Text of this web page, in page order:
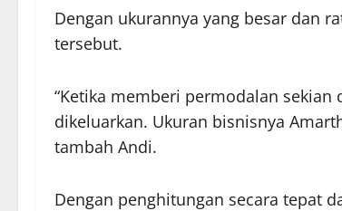
Dengan ukurannya yang besar dan
tersebut.
“Ketika memberi permodalan
dikeluarkan. Ukuran bisnisnya
tambah Andi.
Dengan penghitungan secara tepat